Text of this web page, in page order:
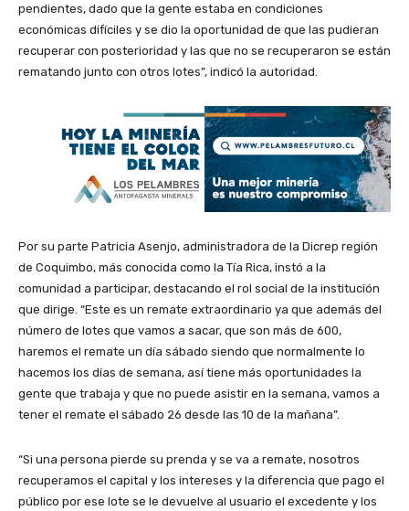
pendientes, dado que la gente estaba en condiciones
económicas difíciles y se dio la oportunidad de que las pudieran
recuperar con posterioridad y las que no se recuperaron se están
rematando junto con otros lotes”, indicó la autoridad.
Por su parte Patricia Asenjo, administradora de la Dicrep región
de Coquimbo, más conocida como la Tía Rica, instó a la
comunidad a participar, destacando el rol social de la institución
que dirige. “Este es un remate extraordinario ya que además del
número de lotes que vamos a sacar, que son más de 600,
haremos el remate un día sábado siendo que normalmente lo
hacemos los días de semana, así tiene más oportunidades la
gente que trabaja y que no puede asistir en la semana, vamos a
tener el remate el sábado 26 desde las 10 de la mañana”.
“Si una persona pierde su prenda y se va a remate, nosotros
recuperamos el capital y los intereses y la diferencia que pago el
público por ese lote se le devuelve al usuario el excedente y los